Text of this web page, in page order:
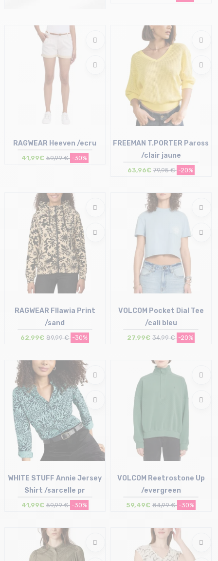
L
28
RAGWEAR Heeven /ecru
41,99€ 59,99 € -30%
S
FREEMAN T.PORTER Paross
/clair jaune
63,96€ 79,95 € -20%
S | M | L
RAGWEAR Fllawia Print
/sand
62,99€ 89,99 € -30%
XS
VOLCOM Pocket Dial Tee
/cali bleu
27,99€ 34,99 € -20%
36 (UK 8) | 42 (UK14)
WHITE STUFF Annie Jersey
Shirt /sarcelle pr
41,99€ 59,99 € -30%
XS | L
VOLCOM Reetrostone Up
/evergreen
59,49€ 84,99 € -30%